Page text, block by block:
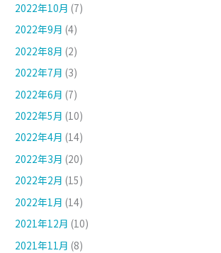
2022年10月 (7)
2022年9月 (4)
2022年8月 (2)
2022年7月 (3)
2022年6月 (7)
2022年5月 (10)
2022年4月 (14)
2022年3月 (20)
2022年2月 (15)
2022年1月 (14)
2021年12月 (10)
2021年11月 (8)